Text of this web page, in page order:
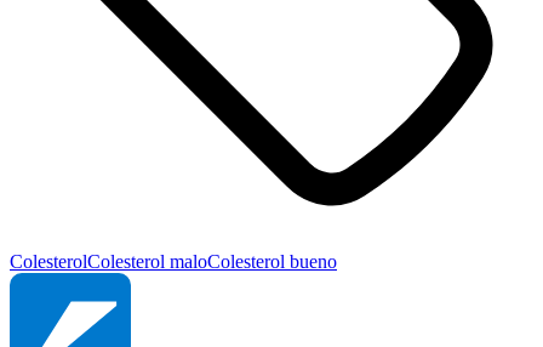
ColesterolColesterol maloColesterol bueno